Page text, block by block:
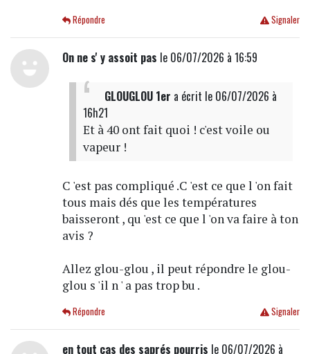
Signaler
Répondre
On ne s' y assoit pas le 06/07/2026 à 16:59
GLOUGLOU 1er a écrit le 06/07/2026 à
16h21
Et à 40 ont fait quoi ! c'est voile ou
vapeur !
C 'est pas compliqué .C 'est ce que l 'on fait
tous mais dés que les températures
baisseront , qu 'est ce que l 'on va faire à ton
avis ?
Allez glou-glou , il peut répondre le glou-
glou s 'il n ' a pas trop bu .
Signaler
Répondre
en tout cas des saprés pourris le 06/07/2026 à